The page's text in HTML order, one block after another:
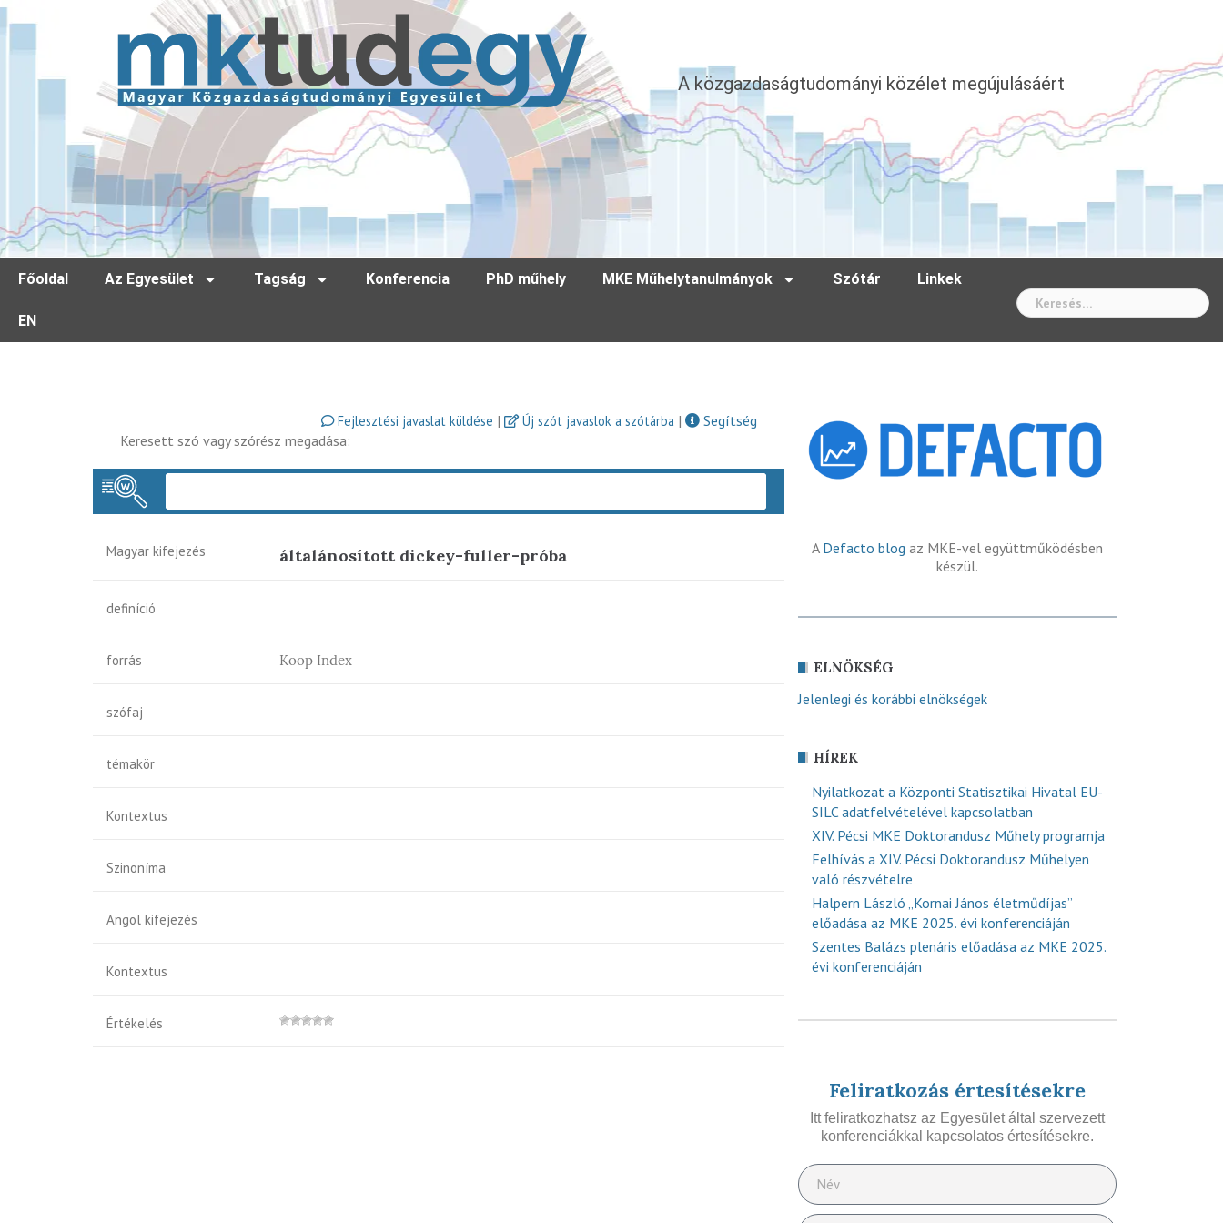
A közgazdaságtudományi közélet megújulásáért
Főoldal Az Egyesület Tagság Konferencia PhD műhely MKE Műhelytanulmányok Szótár Linkek
EN
Fejlesztési javaslat küldése | Új szót javaslok a szótárba |
Segítség
Keresett szó vagy szórész megadása:
Magyar kifejezés általánosított dickey-fuller-próba
definíció
forrás Koop Index
szófaj
témakör
Kontextus
Szinoníma
Angol kifejezés
Kontextus
Értékelés
A Defacto blog az MKE-vel együttműködésben
készül.
ELNÖKSÉG
Jelenlegi és korábbi elnökségek
HÍREK
Nyilatkozat a Központi Statisztikai Hivatal EU-
SILC adatfelvételével kapcsolatban
XIV. Pécsi MKE Doktorandusz Műhely programja
Felhívás a XIV. Pécsi Doktorandusz Műhelyen
való részvételre
Halpern László „Kornai János életműdíjas”
előadása az MKE 2025. évi konferenciáján
Szentes Balázs plenáris előadása az MKE 2025.
évi konferenciáján
Feliratkozás értesítésekre
Itt feliratkozhatsz az Egyesület által szervezett
konferenciákkal kapcsolatos értesítésekre.